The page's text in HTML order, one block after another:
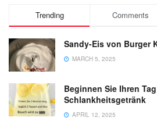
Trending Comments
Sandy-Eis von Burger
MARCH 5, 2025
Beginnen Sie Ihren
Schlankheitsgetränk
APRIL 12, 2025